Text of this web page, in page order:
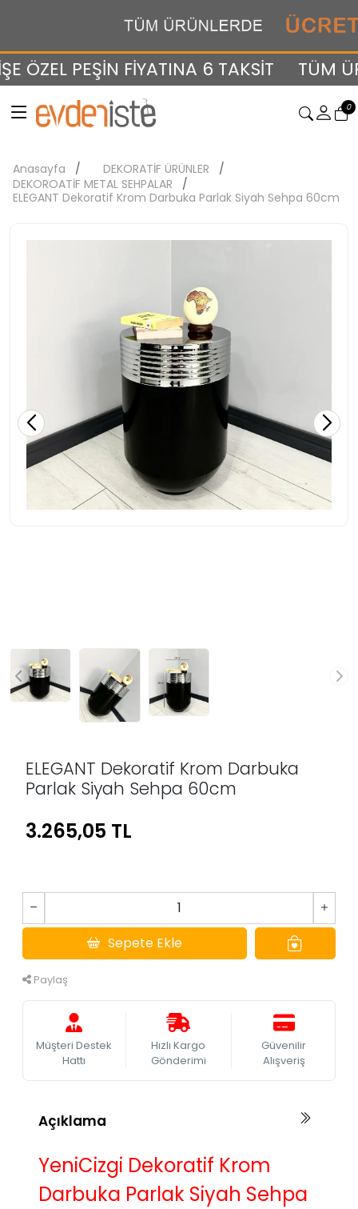
PEŞİN FİYATINA 6 TAKSİT TÜM
0
Anasayfa
DEKORATİF ÜRÜNLER
DEKOROATİF METAL SEHPALAR
ELEGANT Dekoratif Krom Darbuka Parlak Siyah Sehpa 60cm
ELEGANT Dekoratif Krom Darbuka
Parlak Siyah Sehpa 60cm
3.265,05 TL
Sepete Ekle
Paylaş
Müşteri Destek
Hattı
Hızlı Kargo
Gönderimi
Güvenilir
Alışveriş
Açıklama
YeniCizgi Dekoratif Krom
Darbuka Parlak Siyah Sehpa